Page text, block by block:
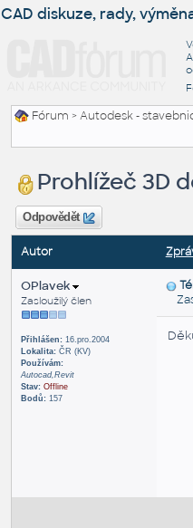
CAD diskuze, rady,
Fórum >Autodesk -
Prohlížeč 3D
Odpovědět
Autor
OPlavek
Zasloužilý člen
Přihlášen:16.pro.2004
Lokalita:ČR (KV)
Používám:
Autocad,Revit
Stav: Offline
Bodů:157